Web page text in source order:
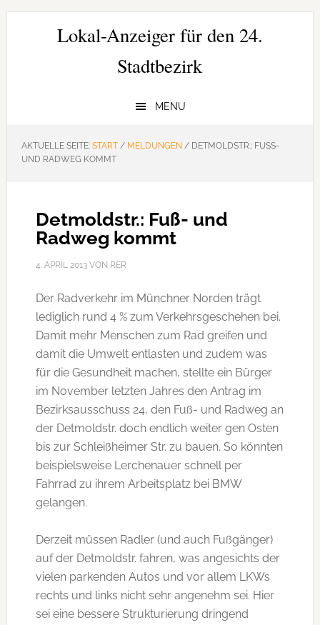
Zur
Hauptnavigation
Zum
Zur
SeitenspalteLokal-Anzeiger für den 24.
Stadtbezirk
MENU
AKTUELLE SEITE: START / MELDUNGEN /DETMOLDSTR.: FUSS- U
ND RADWEG KOMMT
Detmoldstr.: Fuß- und
Radweg kommt
4. APRIL 2013VON RER
Der Radverkehr im Münchner Norden trägt
lediglich rund 4 % zum Verkehrsgeschehen bei.
Damit mehr Menschen zum Rad greifen und
damit die Umwelt entlasten und zudem was
für die Gesundheit machen, stellte ein Bürger
im November letzten Jahres den Antrag im
Bezirksausschuss 24, den Fuß- und Radweg an
der Detmoldstr. doch endlich weiter gen Osten
bis zur Schleißheimer Str. zu bauen. So könnten
beispielsweise Lerchenauer schnell per
Fahrrad zu ihrem Arbeitsplatz bei BMW
gelangen.
Derzeit müssen Radler (und auch Fußgänger)
auf der Detmoldstr. fahren, was angesichts der
vielen parkenden Autos und vor allem LKWs
rechts und links nicht sehr angenehm sei. Hier
sei eine bessere Strukturierung dringend